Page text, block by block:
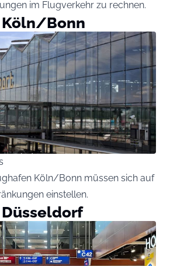
im Flugverkehr zu rechnen.
Bonn
Köln/Bonn müssen sich auf
einstellen.